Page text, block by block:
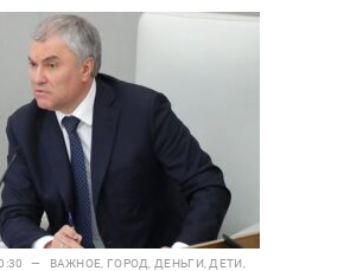
— ВАЖНОЕ ГОРОД ДЕНЬГИ, ДЕТИ